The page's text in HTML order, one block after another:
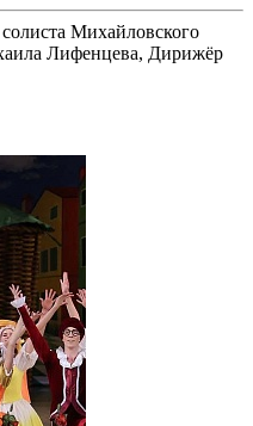
Михайловского
Лифенцева, Дирижёр